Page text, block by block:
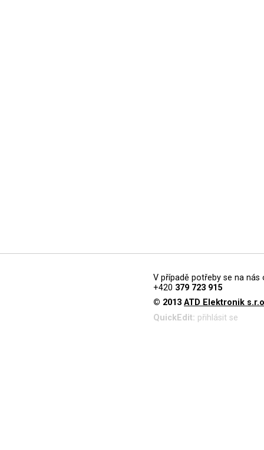
V případě potřeby se na
+420 379 723 915
© 2013 ATD Elektronik
QuickEdit: přihlásit se